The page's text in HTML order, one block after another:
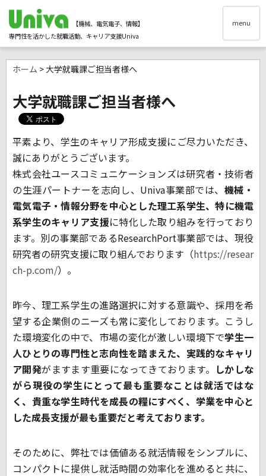
【機械、電気電子、情報】
専門性を活かした就職活動、キャリア支援Univa
menu
ホーム > 大学就職課ご担当者様へ
大学就職課ご担当者様へ
平素より、学生のキャリア形成支援にご尽力いただき、
誠にありがとうございます。
株式会社ユースコミュニケーションズは研究者・技術者
の生涯パートナーを志向し、 Univa事業部では、 機械・
電気電子・情報分野を中心とした理工系学生、特に機電
系学生のキャリア支援に特化した取り組みを行っており
ます。別の事業部であるResearchPort事業部では、現役
研究者の研究支援に取り組んでおります（https://resear
ch-p.com/）。
昨今、理工系学生の進路選択に対する意識や、採用を希
望する企業側のニーズも常に変化しております。こうし
た環境変化の中で、市場の変化が激しい環境下で学生一
人ひとりの専門性と志向性を踏まえた、実践的なキャリ
ア開発がますます重要になってきております。 しかしな
がら現役の学生にとって最も重要なことは就活ではな
く、貴重な学生時代を成長の糧にすべく、学業を中心と
した成長支援が最も重要だと考えております。
そのために、弊社では価値ある就活情報をシンプルに、
コンパクトに提供し就活時間の効率化を進めると共に、